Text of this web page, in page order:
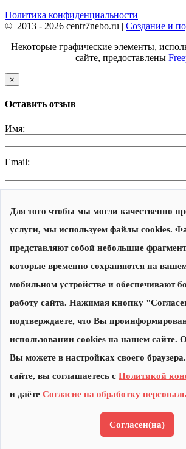
Политика конфиденциальности
© 2013 - 2026 centr7nebo.ru | Создание и
Некоторые графические элементы,
сайте, предоставлены
Для того чтобы мы могли качественно
услуги, мы используем файлы cookies.
представляют собой небольшие
которые временно сохраняются на
мобильном устройстве и обеспечивают
работу сайта. Нажимая кнопку
подтверждаете, что Вы
использовании cookies на нашем сайте.
Вы можете в настройках своего
сайте, вы соглашаетесь с Политикой
и даёте Согласие на обработку
Согласен(на)
×
Оставить отзыв
Имя:
Email:
Нажимая на кнопку "Отправить", я
конфиденциальностии даюСогласие на
персональных данных